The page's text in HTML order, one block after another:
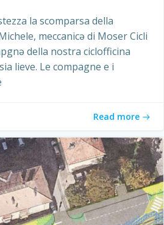
la scomparsa della
meccanicə di Moser Cicli
della nostra ciclofficina
lieve. Le compagne e i
Read more